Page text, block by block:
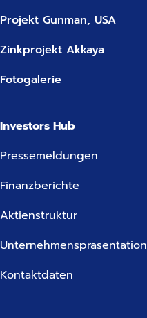
Projekt Gunman, USA
Zinkprojekt Akkaya
Fotogalerie
Investors Hub
Pressemeldungen
Finanzberichte
Aktienstruktur
Unternehmenspräsentation
Kontaktdaten